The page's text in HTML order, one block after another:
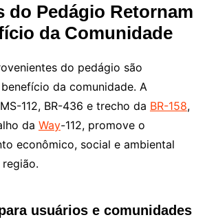
do Pedágio Retornam
da Comunidade
do pedágio são
da comunidade. A
112, BR-436 e trecho da BR-158,
da Way-112, promove o
econômico, social e ambiental
usuários e comunidades